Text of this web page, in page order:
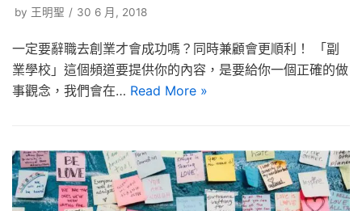
by 王明聖 30 6 月, 2018
一定要辭職去創業才會成功嗎？同時兼顧會更順利！ 「副
業學校」這個頻道要提供你的內容，是要給你一個正確的做
事觀念，我們會在… Read More »